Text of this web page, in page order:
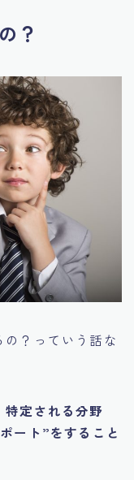
？
？っていう話な
特定される分野
ート”をすること